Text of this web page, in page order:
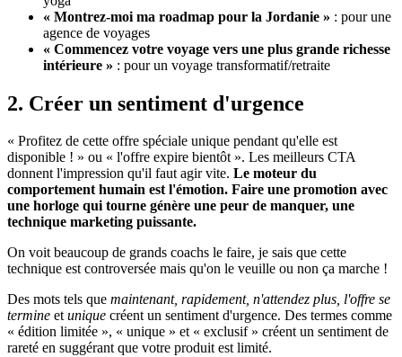
« Montrez-moi ma roadmap pour la Jordanie » : pour une
agence de voyages
« Commencez votre voyage vers une plus grande richesse
intérieure » : pour un voyage transformatif/retraite
2. Créer un sentiment d'urgence
« Profitez de cette offre spéciale unique pendant qu'elle est
disponible ! » ou « l'offre expire bientôt ». Les meilleurs CTA
donnent l'impression qu'il faut agir vite. Le moteur du
comportement humain est l'émotion. Faire une promotion avec
une horloge qui tourne génère une peur de manquer, une
technique marketing puissante.
On voit beaucoup de grands coachs le faire, je sais que cette
technique est controversée mais qu'on le veuille ou non ça marche !
Des mots tels que maintenant, rapidement, n'attendez plus, l'offre se
termine etunique créent un sentiment d'urgence. Des termes comme
« édition limitée », « unique » et « exclusif » créent un sentiment de
rareté en suggérant que votre produit est limité.